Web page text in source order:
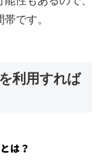
です。
利用すれば